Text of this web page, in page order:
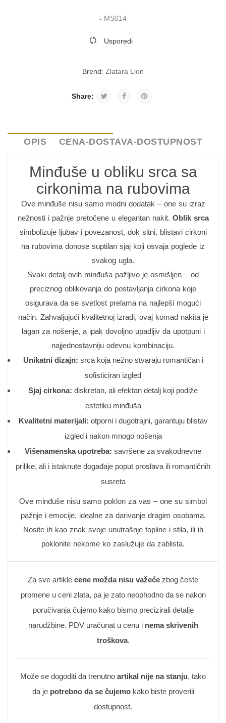
- MS014
Usporedi
Brend: Zlatara Lion
Share:
OPIS CENA-DOSTAVA-DOSTUPNOST
Minđuše u obliku srca sa
cirkonima na rubovima
Ove minđuše nisu samo modni dodatak – one su izraz
nežnosti i pažnje pretočene u elegantan nakit. Oblik srca
simbolizuje ljubav i povezanost, dok sitni, blistavi cirkoni
na rubovima donose suptilan sjaj koji osvaja poglede iz
svakog ugla.
Svaki detalj ovih minđuša pažljivo je osmišljen – od
preciznog oblikovanja do postavljanja cirkona koje
osigurava da se svetlost prelama na najlepši mogući
način. Zahvaljujući kvalitetnoj izradi, ovaj komad nakita je
lagan za nošenje, a ipak dovoljno upadljiv da upotpuni i
najjednostavniju odevnu kombinaciju.
Unikatni dizajn: srca koja nežno stvaraju romantičan i
sofisticiran izgled
Sjaj cirkona: diskretan, ali efektan detalj koji podiže
estetiku minđuša
Kvalitetni materijali: otporni i dugotrajni, garantuju blistav
izgled i nakon mnogo nošenja
Višenamenska upotreba: savršene za svakodnevne
prilike, ali i istaknute događaje poput proslava ili romantičnih
susreta
Ove minđuše nisu samo poklon za vas – one su simbol
pažnje i emocije, idealne za darivanje dragim osobama.
Nosite ih kao znak svoje unutrašnje topline i stila, ili ih
poklonite nekome ko zaslužuje da zablista.
Za sve artikle cene možda nisu važeće zbog česte
promene u ceni zlata, pa je zato neophodno da se nakon
poručivanja čujemo kako bismo precizirali detalje
narudžbine. PDV uračunat u cenu i nema skrivenih
troškova.
Može se dogoditi da trenutno artikal nije na stanju, tako
da je potrebno da se čujemokako biste proverili
dostupnost.